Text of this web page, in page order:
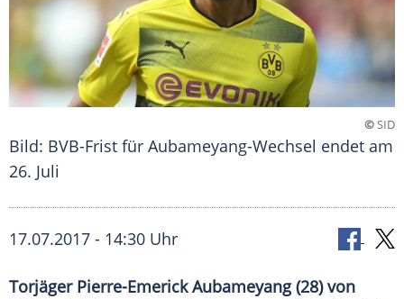
©SID
Bild: BVB-Frist für Aubameyang-Wechsel endet am
26. Juli
17.07.2017 - 14:30 Uhr
Torjäger Pierre-Emerick Aubameyang (28) von